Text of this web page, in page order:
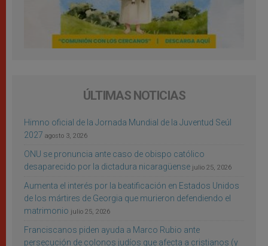
ÚLTIMAS NOTICIAS
Himno oficial de la Jornada Mundial de la Juventud Seúl
2027 agosto 3, 2026
ONU se pronuncia ante caso de obispo católico
desaparecido por la dictadura nicaragüense julio 25, 2026
Aumenta el interés por la beatificación en Estados Unidos
de los mártires de Georgia que murieron defendiendo el
matrimonio julio 25, 2026
Franciscanos piden ayuda a Marco Rubio ante
persecución de colonos judíos que afecta a cristianos (y